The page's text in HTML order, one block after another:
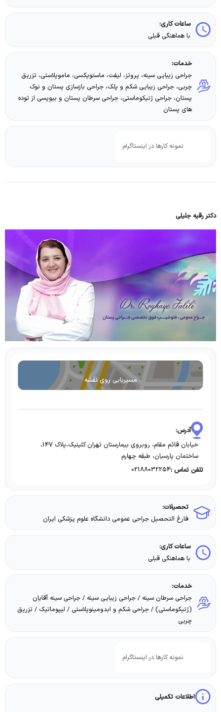
ساعات کاری:
با هماهنگی قبلی
خدمات:
جراحی زیبایی سینه، پروتز، لیفت، ماستوپکسی، ماموپلاستی، تزریق
چربی، جراحی زیبایی شکم و پلک، جراحی بازسازی پستان و نوک
پستان، جراحی ژنیکوماستی، جراحی سرطان پستان و بیوپسی از توده
های پستان
نمونه کارها در اینستاگرام
دکتر رقیه جلیلی
مسیریابی روی نقشه
آدرس:
خیابان قائم مقام، روبروی بیمارستان تهران کلینیک،پلاک 147،
ساختمان پارسیان، طبقه چهارم
تلفن تماس :02188032254
تحصیلات:
فارغ التحصیل جراحی عمومی دانشگاه علوم پزشکی ایران
ساعات کاری:
با هماهنگی قبلی
خدمات:
جراحی سرطان سینه / جراحی زیبایی سینه / جراحی سینه آقایان
(ژنیکوماستی) / جراحی شکم و ابدومینوپلاستی / لیپوماتیک / تزریق
چربی
نمونه کارها در اینستاگرام
اطلاعات تکمیلی